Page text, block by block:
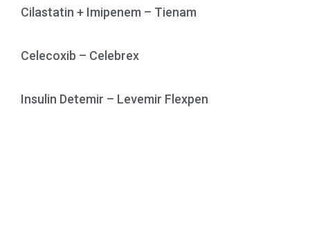
Cilastatin + Imipenem – Tienam
Celecoxib – Celebrex
Insulin Detemir – Levemir Flexpen